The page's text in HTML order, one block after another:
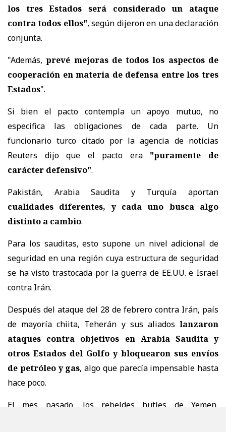
los tres Estados será considerado un ataque
contra todos ellos", según dijeron en una declaración
conjunta.
"Además,prevé mejoras de todos los aspectos de
cooperación en materia de defensa entre los tres
Estados".
Si bien el pacto contempla un apoyo mutuo, no
especifica las obligaciones de cada parte. Un
funcionario turco citado por la agencia de noticias
Reuters dijo que el pacto era "puramente de
carácter defensivo".
Pakistán, Arabia Saudita y Turquía aportan
cualidades diferentes, y cada uno busca algo
distinto a cambio.
Para los sauditas, esto supone un nivel adicional de
seguridad en una región cuya estructura de seguridad
se ha visto trastocada por la guerra de EE.UU. e Israel
contra Irán.
Después del ataque del 28 de febrero contra Irán, país
de mayoría chiita, Teherán y sus aliados lanzaron
ataques contra objetivos en Arabia Saudita y
otros Estados del Golfo y bloquearon sus envíos
de petróleo y gas, algo que parecía impensable hasta
hace poco.
El mes pasado, los rebeldes hutíes de Yemen,